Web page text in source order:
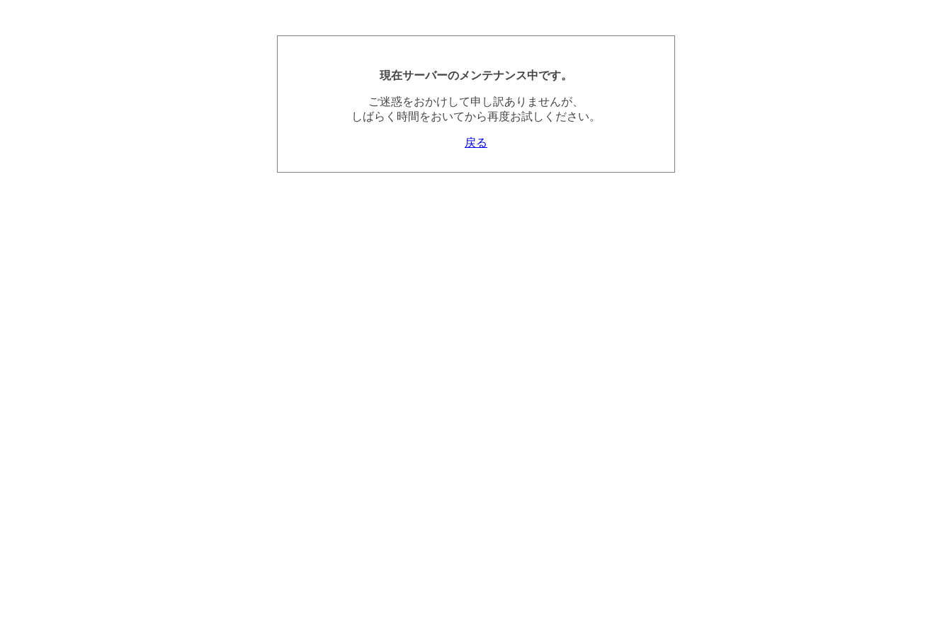
現在サーバーのメンテナンス中です。
ご迷惑をおかけして申し訳ありませんが、
しばらく時間をおいてから再度お試しください。
戻る